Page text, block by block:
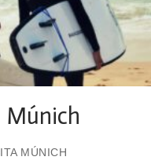
Múnich
MÚNICH